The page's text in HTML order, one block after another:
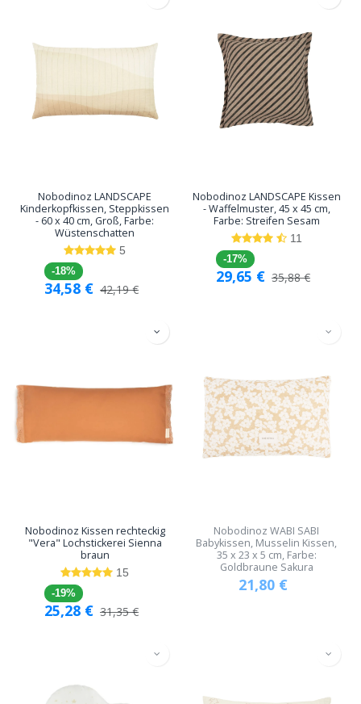
Nobodinoz LANDSCAPE
Kinderkopfkissen, Steppkissen
- 60 x 40 cm, Groß, Farbe:
Wüstenschatten
5
-18%
34,58 € 42,19€
Nobodinoz LANDSCAPE Kissen
- Waffelmuster, 45 x 45 cm,
Farbe: Streifen Sesam
11
-17%
29,65 € 35,88€
Nobodinoz Kissen rechteckig
"Vera" Lochstickerei Sienna
braun
15
-19%
25,28 € 31,35€
Nobodinoz WABI SABI
Babykissen, Musselin Kissen,
35 x 23 x 5 cm, Farbe:
Goldbraune Sakura
21,80 €